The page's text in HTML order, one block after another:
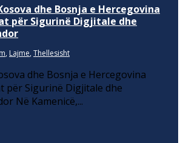
dhe Bosnja e Hercegovina
për Sigurinë Digjitale dhe
, Lajme, Thellesisht
dhe Bosnja e Hercegovina
për Sigurinë Digjitale dhe
Në Kamenicë,...